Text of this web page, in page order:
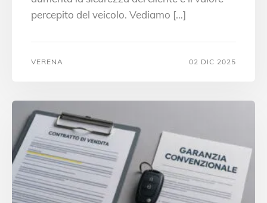
percepito del veicolo. Vediamo […]
VERENA 02 DIC 2025